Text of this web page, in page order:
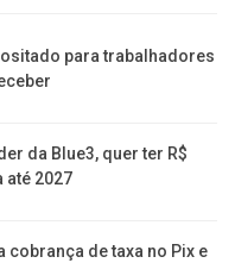
para trabalhadores
da Blue3, quer ter R$
até 2027
cobrança de taxa no Pix e